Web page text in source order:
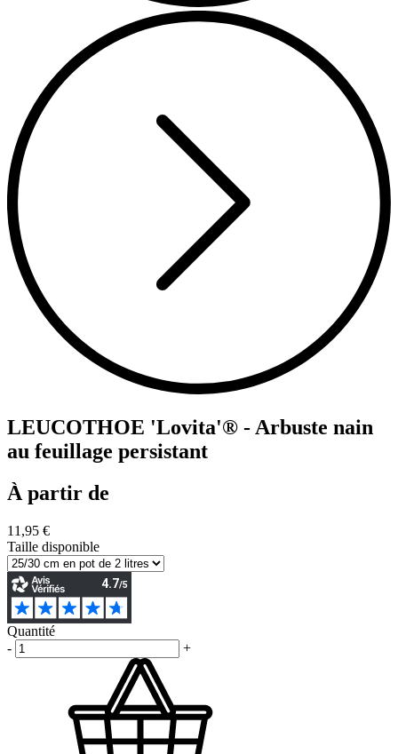
LEUCOTHOE 'Lovita'® - Arbuste nain
au feuillage persistant
À partir de
11,95 €
Taille disponible
Quantité
-
+